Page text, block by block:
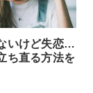
いけど失恋…
ち直る方法を